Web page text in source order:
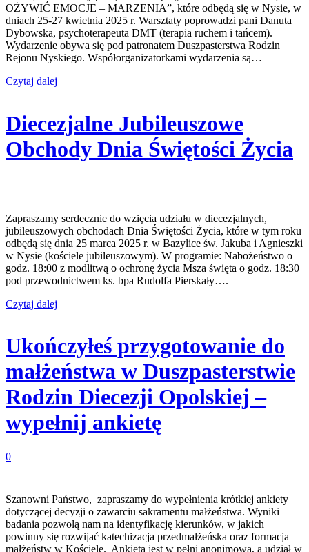
OŻYWIĆ EMOCJE – MARZENIA”, które odbędą się w Nysie, w
dniach 25-27 kwietnia 2025 r. Warsztaty poprowadzi pani Danuta
Dybowska, psychoterapeuta DMT (terapia ruchem i tańcem).
Wydarzenie obywa się pod patronatem Duszpasterstwa Rodzin
Rejonu Nyskiego. Współorganizatorkami wydarzenia są…
Czytaj dalej
Diecezjalne Jubileuszowe
Obchody Dnia Świętości Życia
Zapraszamy serdecznie do wzięcia udziału w diecezjalnych,
jubileuszowych obchodach Dnia Świętości Życia, które w tym roku
odbędą się dnia 25 marca 2025 r. w Bazylice św. Jakuba i Agnieszki
w Nysie (kościele jubileuszowym). W programie: Nabożeństwo o
godz. 18:00 z modlitwą o ochronę życia Msza święta o godz. 18:30
pod przewodnictwem ks. bpa Rudolfa Pierskały….
Czytaj dalej
Ukończyłeś przygotowanie do
małżeństwa w Duszpasterstwie
Rodzin Diecezji Opolskiej –
wypełnij ankietę
0
Szanowni Państwo, zapraszamy do wypełnienia krótkiej ankiety
dotyczącej decyzji o zawarciu sakramentu małżeństwa. Wyniki
badania pozwolą nam na identyfikację kierunków, w jakich
powinny się rozwijać katechizacja przedmałżeńska oraz formacja
małżeństw w Kościele. Ankieta jest w pełni anonimowa, a udział w